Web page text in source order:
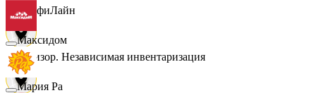
ПрофиЛайн
Ревизор. Независимая инвентаризация
Максидом
Мария Ра